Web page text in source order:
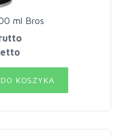
ml Bros
DO KOSZYKA